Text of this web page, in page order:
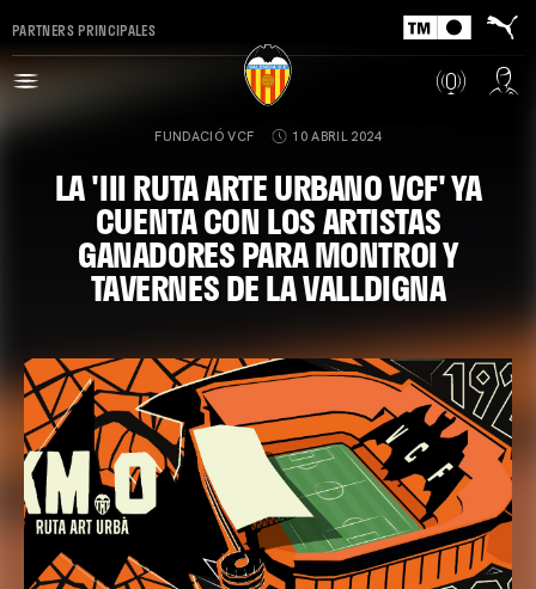
PARTNERS PRINCIPALES
FUNDACIÓ VCF 10 ABRIL 2024
LA 'III RUTA ARTE URBANO VCF' YA
CUENTA CON LOS ARTISTAS
GANADORES PARA MONTROI Y
TAVERNES DE LA VALLDIGNA